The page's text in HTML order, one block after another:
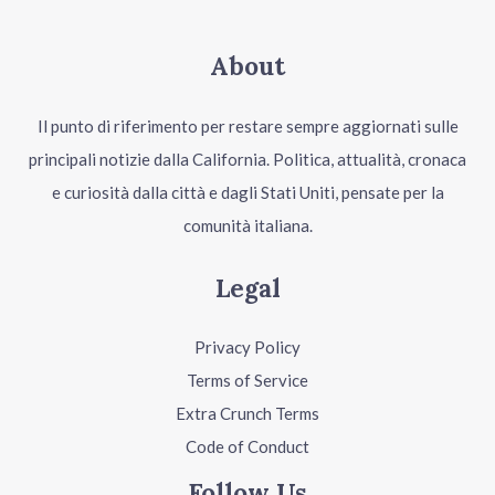
About
Il punto di riferimento per restare sempre aggiornati sulle
principali notizie dalla California. Politica, attualità, cronaca
e curiosità dalla città e dagli Stati Uniti, pensate per la
comunità italiana.
Legal
Privacy Policy
Terms of Service
Extra Crunch Terms
Code of Conduct